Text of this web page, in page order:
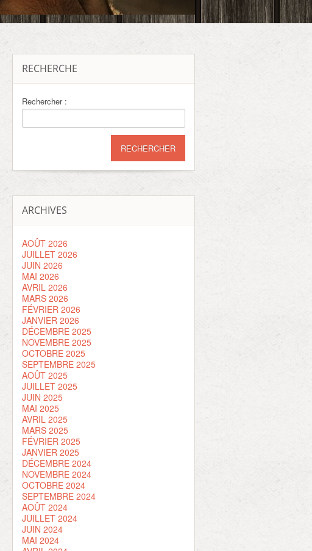
RECHERCHE
Rechercher :
ARCHIVES
AOÛT 2026
JUILLET 2026
JUIN 2026
MAI 2026
AVRIL 2026
MARS 2026
FÉVRIER 2026
JANVIER 2026
DÉCEMBRE 2025
NOVEMBRE 2025
OCTOBRE 2025
SEPTEMBRE 2025
AOÛT 2025
JUILLET 2025
JUIN 2025
MAI 2025
AVRIL 2025
MARS 2025
FÉVRIER 2025
JANVIER 2025
DÉCEMBRE 2024
NOVEMBRE 2024
OCTOBRE 2024
SEPTEMBRE 2024
AOÛT 2024
JUILLET 2024
JUIN 2024
MAI 2024